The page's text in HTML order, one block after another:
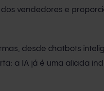
vendedores e
desde chatbots
a IA já é uma aliada